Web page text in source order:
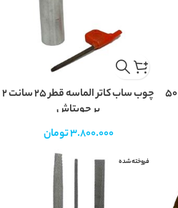
چوب ساب کاتر الماسه استوانه قطر 50
چوب ساب کاتر الماسه قطر 25 سانت 2
پر چوبتاش
3.800.000تومان
فروخته شده